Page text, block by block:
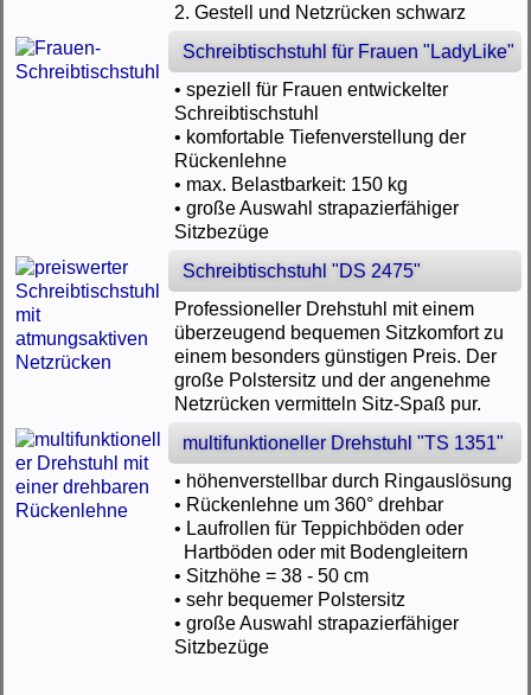
2. Gestell und Netzrücken schwarz
Schreibtischstuhl für Frauen "LadyLike"
• speziell für Frauen entwickelter
Schreibtischstuhl
• komfortable Tiefenverstellung der
Rückenlehne
• max. Belastbarkeit: 150 kg
• große Auswahl strapazierfähiger
Sitzbezüge
Schreibtischstuhl "DS 2475"
Professioneller Drehstuhl mit einem
überzeugend bequemen Sitzkomfort zu
einem besonders günstigen Preis. Der
große Polstersitz und der angenehme
Netzrücken vermitteln Sitz-Spaß pur.
multifunktioneller Drehstuhl "TS 1351"
• höhenverstellbar durch Ringauslösung
• Rückenlehne um 360° drehbar
• Laufrollen für Teppichböden oder
Hartböden oder mit Bodengleitern
• Sitzhöhe = 38 - 50 cm
• sehr bequemer Polstersitz
• große Auswahl strapazierfähiger
Sitzbezüge